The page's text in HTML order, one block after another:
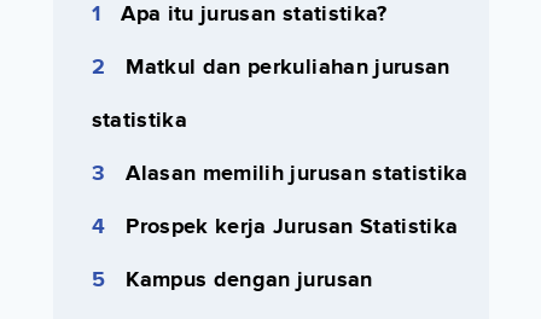
Apa itu jurusan statistika?
Matkul dan perkuliahan jurusan
statistika
Alasan memilih jurusan statistika
Prospek kerja Jurusan Statistika
Kampus dengan jurusan